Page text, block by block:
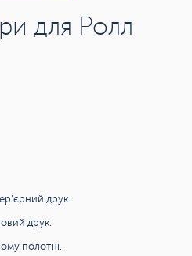
для Ролл
друк.
друк.
полотні.